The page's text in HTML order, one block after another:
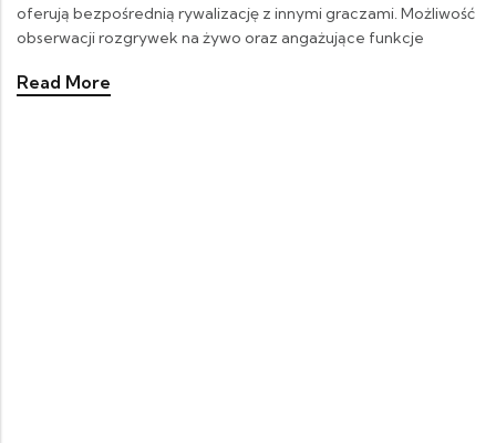
oferują bezpośrednią rywalizację z innymi graczami. Możliwość
obserwacji rozgrywek na żywo oraz angażujące funkcje
Read More